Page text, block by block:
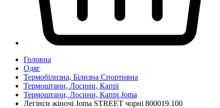
Головна
Одяг
Термобілизна, Білизна Спортивна
Термоштани, Лосини, Капрі
Термоштани, Лосини, Капрі Joma
Легінси жіночі Joma STREET чорні 800019.100